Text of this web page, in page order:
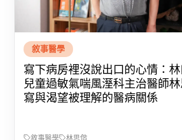
敘事醫學
寫下病房裡沒說出口的心情：
兒童過敏氣喘風溼科主治醫師
寫與渴望被理解的醫病關係